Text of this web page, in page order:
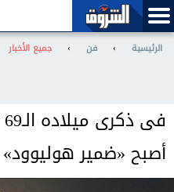
الرئيسية › فن › جميع الأخبار
أصبح «ضمير هوليوود»